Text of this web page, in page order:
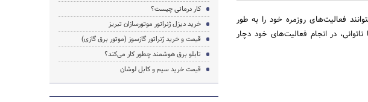
جستجو
فعالیت‌های روزمره خود را به طور
در انجام فعالیت‌های خود دچار
کار درمانی چیست؟
خرید دیزل ژنراتور موتورسازان تبریز
قیمت و خرید ژنراتور گازسوز (موتور برق گازی)
تابلو برق هوشمند چطور کار می‌کند؟
قیمت خرید سیم و کابل لوشان